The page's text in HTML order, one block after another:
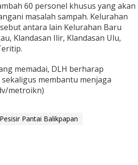
60 personel khusus yang akan
masalah sampah. Kelurahan
antara lain Kelurahan Baru
Klandasan Ilir, Klandasan Ulu,
memadai, DLH berharap
membantu menjaga
metroikn)
Pesisir Pantai Balikpapan